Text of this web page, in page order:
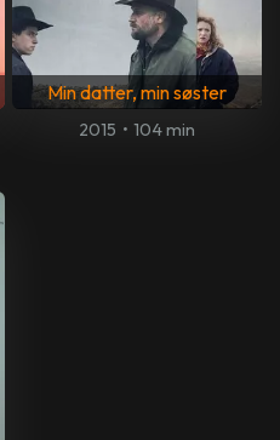
Min datter, min søster
2015 • 104 min